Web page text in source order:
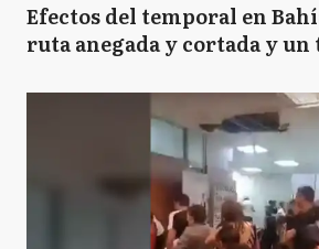
Efectos del temporal en
ruta anegada y cortada y